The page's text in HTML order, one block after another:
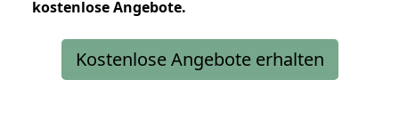
kostenloseAngebote.
Kostenlose Angebote erhalten